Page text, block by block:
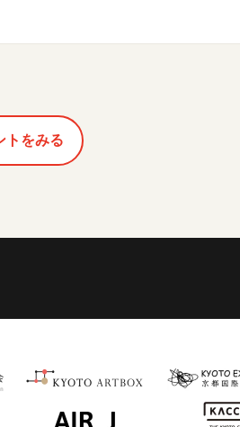
トをみる